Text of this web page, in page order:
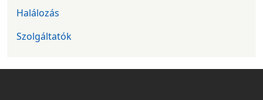
Halálozás
Szolgáltatók